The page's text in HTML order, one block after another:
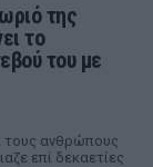
της
το
του με
τους ανθρώπους
επί δεκαετίες